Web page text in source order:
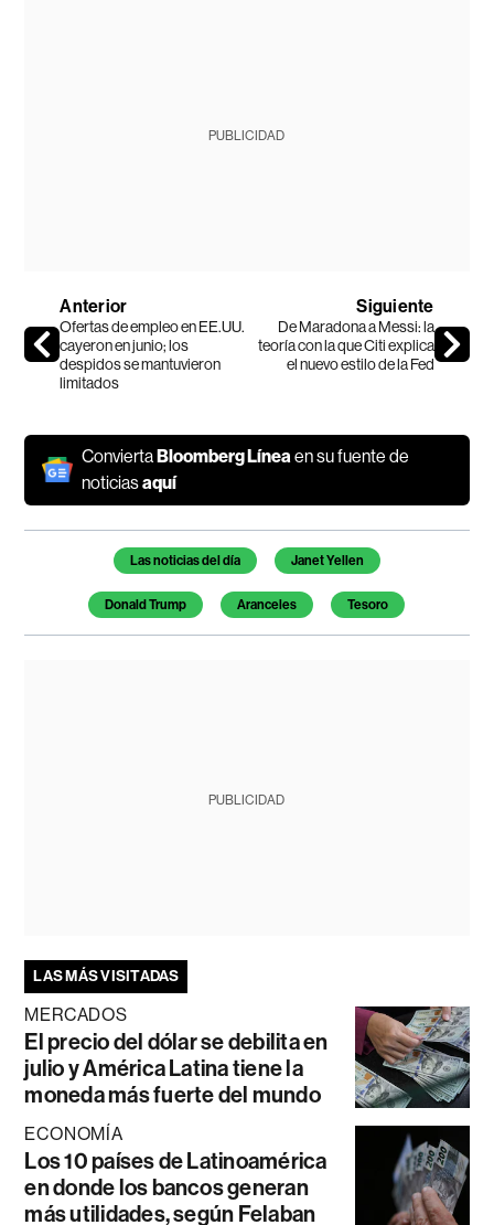
PUBLICIDAD
Anterior
Ofertas de empleo en EE.UU.
cayeron en junio; los
despidos se mantuvieron
limitados
Siguiente
De Maradona a Messi: la
teoría con la que Citi explica
el nuevo estilo de la Fed
ConviertaBloomberg Línea en su fuente de
noticiasaquí
Temas de este artículo
Las noticias del día Janet Yellen
Donald Trump Aranceles Tesoro
PUBLICIDAD
LAS MÁS VISITADAS
MERCADOS
El precio del dólar se debilita en
julio y América Latina tiene la
moneda más fuerte del mundo
ECONOMÍA
Los 10 países de Latinoamérica
en donde los bancos generan
más utilidades, según Felaban